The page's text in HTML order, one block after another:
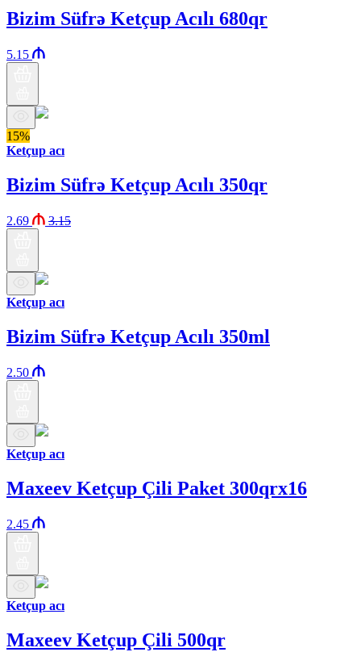
Bizim Süfrə Ketçup Acılı 680qr
5.15
15%
Ketçup acı
Bizim Süfrə Ketçup Acılı 350qr
2.69 3.15
Ketçup acı
Bizim Süfrə Ketçup Acılı 350ml
2.50
Ketçup acı
Maxeev Ketçup Çili Paket 300qrx16
2.45
Ketçup acı
Maxeev Ketçup Çili 500qr